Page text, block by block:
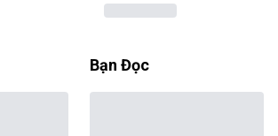
Bạn Đọc